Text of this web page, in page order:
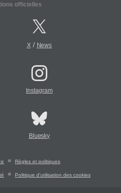
officielles
X/ News
Instagram
Bluesky
Règles et politiques
Politique d'utilisation des cookies